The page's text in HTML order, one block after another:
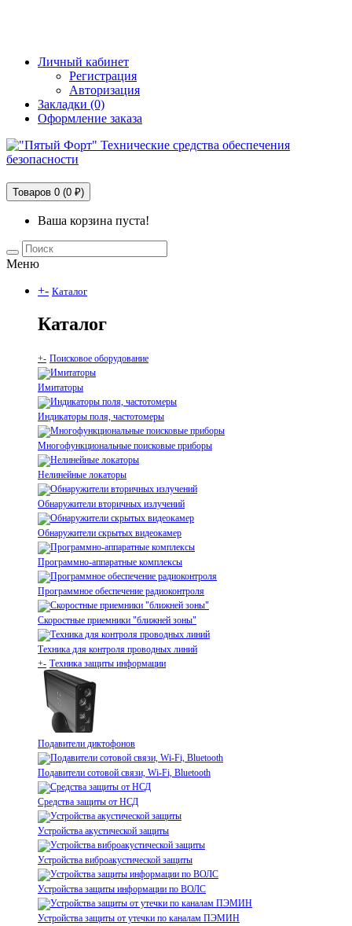
Личный кабинет
Регистрация
Авторизация
Закладки (0)
Оформление заказа
Товаров 0 (0 ₽)
Ваша корзина пуста!
Меню
+- Каталог
Каталог
+- Поисковое оборудование
Имитаторы
Индикаторы поля, частотомеры
Многофункциональные поисковые приборы
Нелинейные локаторы
Обнаружители вторичных излучений
Обнаружители скрытых видеокамер
Программно-аппаратные комплексы
Программное обеспечение радиоконтроля
Скоростные приемники "ближней зоны"
Техника для контроля проводных линий
+- Техника защиты информации
Подавители диктофонов
Подавители сотовой связи, Wi-Fi, Bluetooth
Средства защиты от НСД
Устройства акустической защиты
Устройства виброакустической защиты
Устройства защиты информации по ВОЛС
Устройства защиты от утечки по каналам ПЭМИН